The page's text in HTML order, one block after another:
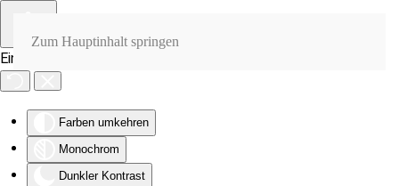
Eingabehilfen öffnen
Farben umkehren
Monochrom
Dunkler Kontrast
Zum Hauptinhalt springen